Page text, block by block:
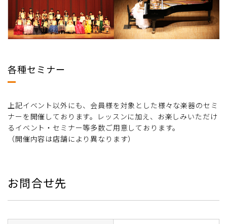
各種セミナー
上記イベント以外にも、会員様を対象とした様々な楽器のセミ
ナーを開催しております。レッスンに加え、お楽しみいただけ
るイベント・セミナー等多数ご用意しております。
（開催内容は店舗により異なります）
お問合せ先